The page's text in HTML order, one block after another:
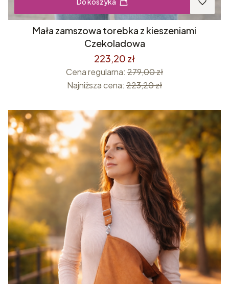
Mała zamszowa torebka z kieszeniami
Czekoladowa
223,20 zł
Cena regularna: 279,00 zł
Najniższa cena: 223,20 zł